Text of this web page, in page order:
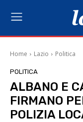
Home Lazio Politica
POLITICA
ALBANO E
FIRMANO
POLIZIA